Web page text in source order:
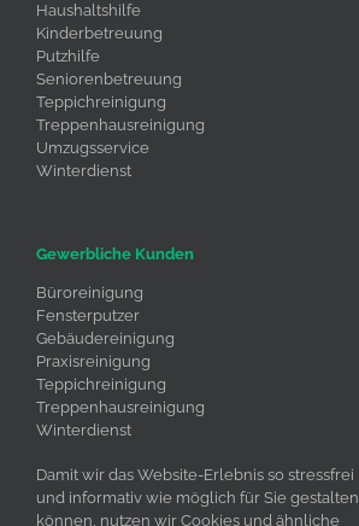
Haushaltshilfe
Kinderbetreuung
Putzhilfe
Seniorenbetreuung
Teppichreinigung
Treppenhausreinigung
Umzugsservice
Winterdienst
Gewerbliche Kunden
Büroreinigung
Fensterputzer
Gebäudereinigung
Praxisreinigung
Teppichreinigung
Treppenhausreinigung
Winterdienst
Damit wir das Website-Erlebnis so stressfrei
und informativ wie möglich für Sie gestalten
können, nutzen wir Cookies und ähnliche